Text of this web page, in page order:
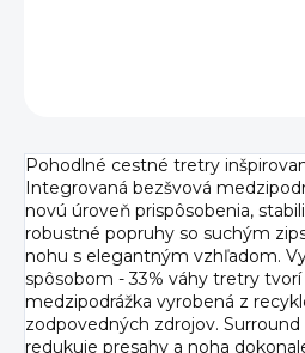
Pohodlné cestné tretry
Integrovaná bezšvová
novú úroveň prispôsobenia,
robustné popruhy so suchým
nohu s elegantným vzhľadom.
spôsobom - 33% váhy tretry tvorí
medzipodrážka vyrobená z
zodpovedných zdrojov.
redukuje presahy a noha